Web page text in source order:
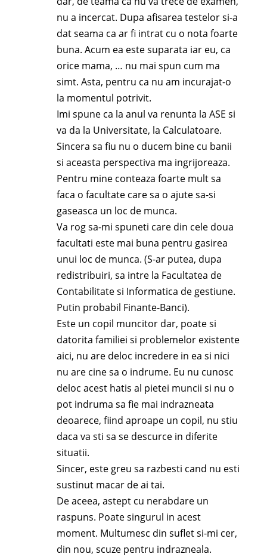
nu a incercat. Dupa afisarea testelor si-a
dat seama ca ar fi intrat cu o nota foarte
buna. Acum ea este suparata iar eu, ca
orice mama, … nu mai spun cum ma
simt. Asta, pentru ca nu am incurajat-o
la momentul potrivit.
Imi spune ca la anul va renunta la ASE si
va da la Universitate, la Calculatoare.
Sincera sa fiu nu o ducem bine cu banii
si aceasta perspectiva ma ingrijoreaza.
Pentru mine conteaza foarte mult sa
faca o facultate care sa o ajute sa-si
gaseasca un loc de munca.
Va rog sa-mi spuneti care din cele doua
facultati este mai buna pentru gasirea
unui loc de munca. (S-ar putea, dupa
redistribuiri, sa intre la Facultatea de
Contabilitate si Informatica de gestiune.
Putin probabil Finante-Banci).
Este un copil muncitor dar, poate si
datorita familiei si problemelor existente
aici, nu are deloc incredere in ea si nici
nu are cine sa o indrume. Eu nu cunosc
deloc acest hatis al pietei muncii si nu o
pot indruma sa fie mai indrazneata
deoarece, fiind aproape un copil, nu stiu
daca va sti sa se descurce in diferite
situatii.
Sincer, este greu sa razbesti cand nu esti
sustinut macar de ai tai.
De aceea, astept cu nerabdare un
raspuns. Poate singurul in acest
moment. Multumesc din suflet si-mi cer,
din nou, scuze pentru indrazneala.